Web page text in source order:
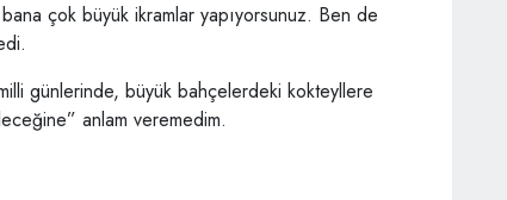
çok büyük ikramlar yapıyorsunuz. Ben de
günlerinde, büyük bahçelerdeki kokteyllere
anlam veremedim.